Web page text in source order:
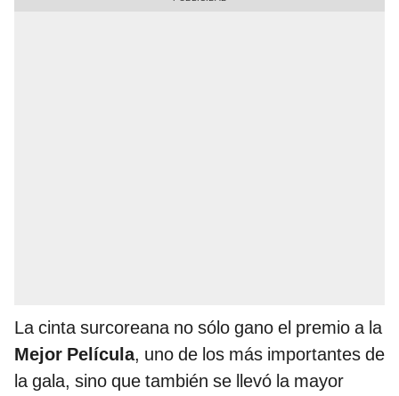
La cinta surcoreana no sólo gano el premio a la
Mejor Película, uno de los más importantes de
la gala, sino que también se llevó la mayor